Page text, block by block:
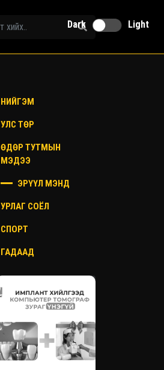
Dark Light
НИЙГЭМ
УЛС ТӨР
ӨДӨР ТУТМЫН
МЭДЭЭ
ЭРҮҮЛ МЭНД
УРЛАГ СОЁЛ
СПОРТ
ГАДААД